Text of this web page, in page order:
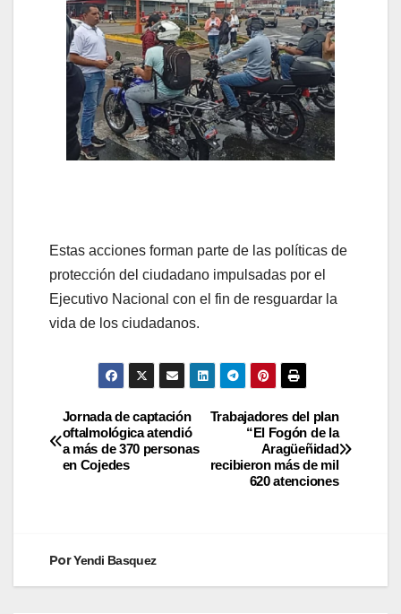
Estas acciones forman parte de las políticas de
protección del ciudadano impulsadas por el
Ejecutivo Nacional con el fin de resguardar la
vida de los ciudadanos.
Trabajadores del plan
“El Fogón de la
Aragüeñidad
recibieron más de mil
620 atenciones
Jornada de captación
oftalmológica atendió
a más de 370 personas
en Cojedes
PorYendi Basquez